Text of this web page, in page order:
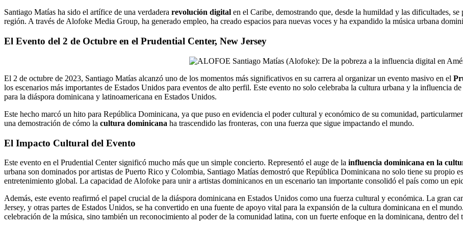
Santiago Matías ha sido el artífice de una verdadera revolución digital en el Caribe, demostrando que, desde la humildad y las dificultades,
región. A través de Alofoke Media Group, ha generado empleo, ha creado espacios para nuevas voces y ha expandido la música urbana
El Evento del 2 de Octubre en el Prudential Center, New Jersey
El 2 de octubre de 2023, Santiago Matías alcanzó uno de los momentos más significativos en su carrera al organizar un evento masivo en el
los escenarios más importantes de Estados Unidos para eventos de alto perfil. Este evento no solo celebraba la cultura urbana y la influencia
para la diáspora dominicana y latinoamericana en Estados Unidos.
Este hecho marcó un hito para República Dominicana, ya que puso en evidencia el poder cultural y económico de su comunidad,
una demostración de cómo la cultura dominicana ha trascendido las fronteras, con una fuerza que sigue impactando el mundo.
El Impacto Cultural del Evento
Este evento en el Prudential Center significó mucho más que un simple concierto. Representó el auge de la influencia dominicana en la
urbana son dominados por artistas de Puerto Rico y Colombia, Santiago Matías demostró que República Dominicana no solo tiene su propio
entretenimiento global. La capacidad de Alofoke para unir a artistas dominicanos en un escenario tan importante consolidó el país como un
Además, este evento reafirmó el papel crucial de la diáspora dominicana en Estados Unidos como una fuerza cultural y económica. La gran
Jersey, y otras partes de Estados Unidos, se ha convertido en una fuente de apoyo vital para la expansión de la cultura dominicana en el
celebración de la música, sino también un reconocimiento al poder de la comunidad latina, con un fuerte enfoque en la dominicana, dentro